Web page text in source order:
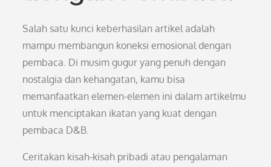
Salah satu kunci keberhasilan artikel adalah
mampu membangun koneksi emosional dengan
pembaca. Di musim gugur yang penuh dengan
nostalgia dan kehangatan, kamu bisa
memanfaatkan elemen-elemen ini dalam artikelmu
untuk menciptakan ikatan yang kuat dengan
pembaca D&B.
Ceritakan kisah-kisah pribadi atau pengalaman